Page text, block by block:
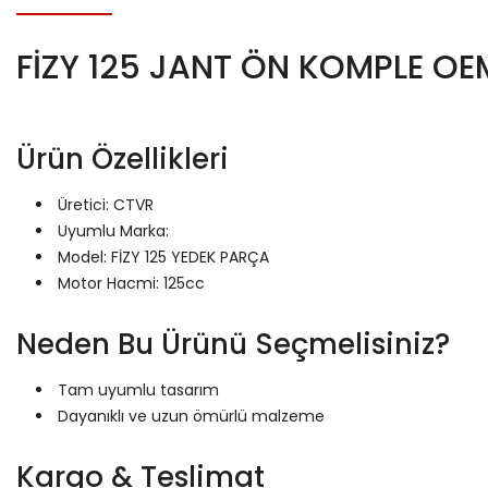
FİZY 125 JANT ÖN KOMPLE
Ürün Özellikleri
Üretici: CTVR
Uyumlu Marka:
Model: FİZY 125 YEDEK PARÇA
Motor Hacmi: 125cc
Neden Bu Ürünü Seçmelisiniz?
Tam uyumlu tasarım
Dayanıklı ve uzun ömürlü malzeme
Kargo & Teslimat